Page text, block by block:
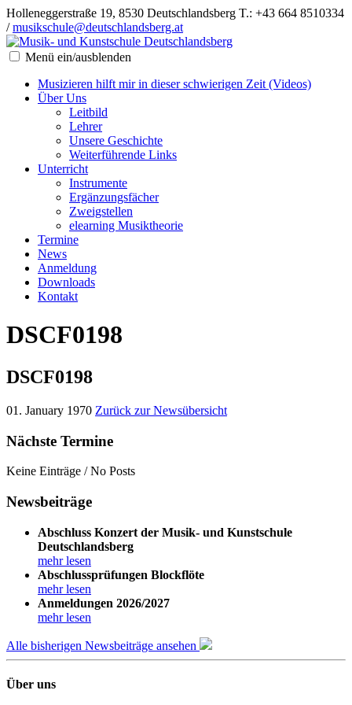
Holleneggerstraße 19, 8530 Deutschlandsberg T.: +43 664 8510334
/musikschule@deutschlandsberg.at
Menü ein/ausblenden
Musizieren hilft mir in dieser schwierigen Zeit (Videos)
Über Uns
Leitbild
Lehrer
Unsere Geschichte
Weiterführende Links
Unterricht
Instrumente
Ergänzungsfächer
Zweigstellen
elearning Musiktheorie
Termine
News
Anmeldung
Downloads
Kontakt
DSCF0198
DSCF0198
01. January 1970 Zurück zur Newsübersicht
Nächste Termine
Keine Einträge / No Posts
Newsbeiträge
Abschluss Konzert der Musik- und Kunstschule
Deutschlandsberg
mehr lesen
Abschlussprüfungen Blockflöte
mehr lesen
Anmeldungen 2026/2027
mehr lesen
Alle bisherigen Newsbeiträge ansehen
Über uns